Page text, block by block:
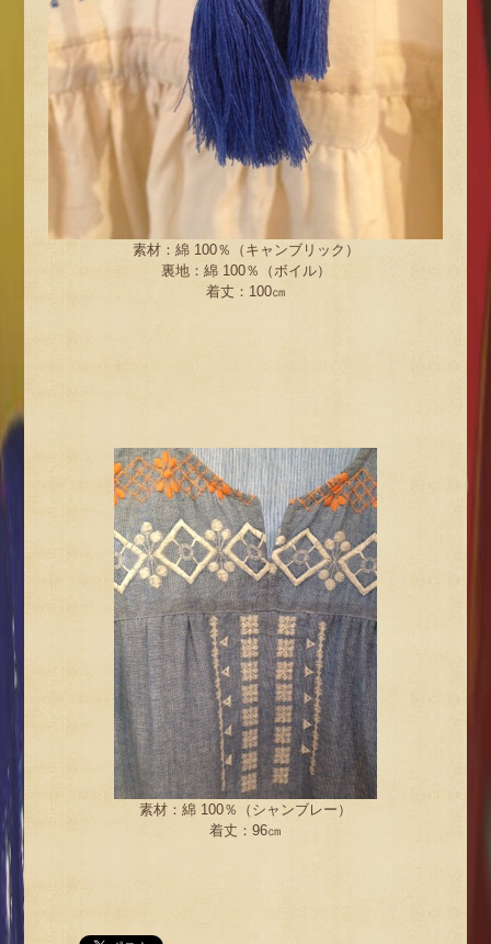
素材：綿 100％（キャンブリック）
裏地：綿 100％（ボイル）
着丈：100㎝
素材：綿 100％（シャンブレー）
着丈：96㎝